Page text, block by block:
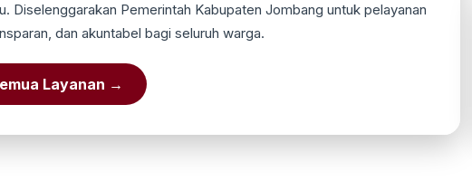
Diselenggarakan Pemerintah Kabupaten Jombang untuk pelayanan
dan akuntabel bagi seluruh warga.
Layanan →